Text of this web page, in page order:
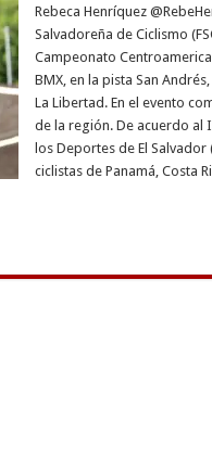
Federación
Ciclismo
lleva
a
cabo
Campeonato
Centroamericano
y
del
Caribe
de
Rebeca Henríquez
Salvadoreña de Ciclismo
Campeonato
BMX, en la pista San
La Libertad. En el evento
de la región. De acuerdo al
los Deportes de El Salvador
ciclistas de Panamá, Costa